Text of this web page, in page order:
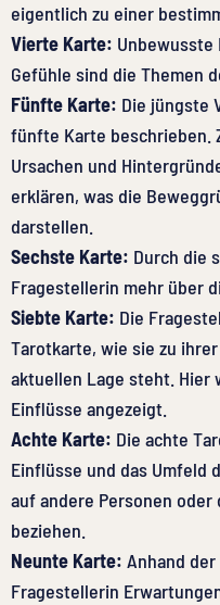
eigentlich zu einer
Vierte Karte: Unbewusste
Gefühle sind die Themen
Fünfte Karte: Die jüngste
fünfte Karte beschrieben.
Ursachen und
erklären, was die
darstellen.
Sechste Karte: Durch die
Fragestellerin mehr über
Siebte Karte: Die
Tarotkarte, wie sie zu
aktuellen Lage steht. Hier
Einflüsse angezeigt.
Achte Karte: Die achte
Einflüsse und das Umfeld
auf andere Personen oder
beziehen.
Neunte Karte: Anhand
Fragestellerin